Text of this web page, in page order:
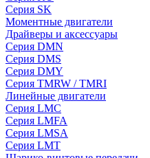
Серия SK
Моментные двигатели
Драйверы и аксессуары
Серия DMN
Серия DMS
Серия DMY
Серия TMRW / TMRI
Линейные двигатели
Серия LMC
Серия LMFA
Серия LMSA
Серия LMT